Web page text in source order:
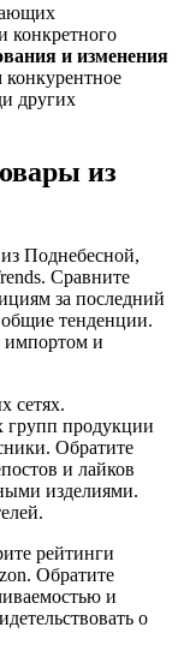
конкретного
и изменения
конкурентное
других
из
Поднебесной,
Сравните
за последний
тенденции.
импортом и
сетях.
групп продукции
Обратите
и лайков
изделиями.
рейтинги
Обратите
и
о